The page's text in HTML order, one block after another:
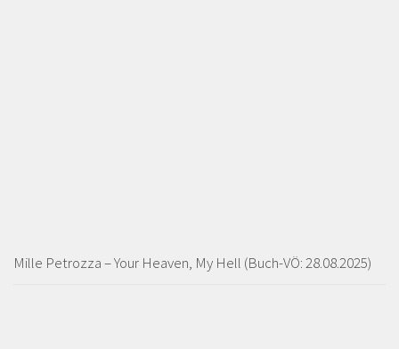
Mille Petrozza – Your Heaven, My Hell (Buch-VÖ: 28.08.2025)